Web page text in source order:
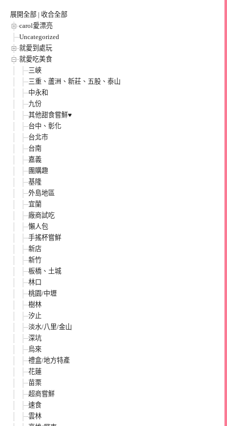
展開全部 | 收合全部
carol愛漂亮
Uncategorized
就愛到處玩
就愛吃美食
三峽
三重、蘆洲、新莊、五股、泰山
中永和
九份
其他甜食嘗鮮♥
台中、彰化
台北市
台南
嘉義
團購趣
基隆
外島地區
宜蘭
廠商試吃
懶人包
手搖杯嘗鮮
新店
新竹
板橋、土城
林口
桃園/中壢
樹林
汐止
淡水/八里/金山
深坑
烏來
禮盒/地方特產
花蓮
苗栗
超商嘗鮮
速食
雲林